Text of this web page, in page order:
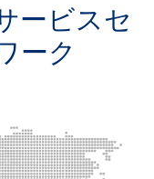
ービスセ
ーク